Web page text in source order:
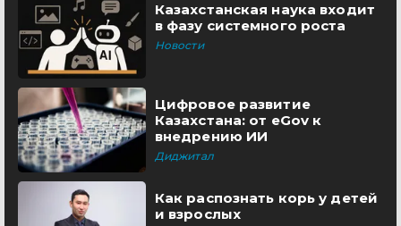
Казахстанская наука входит
в фазу системного роста
Новости
Цифровое развитие
Казахстана: от eGov к
внедрению ИИ
Диджитал
Как распознать корь у детей
и взрослых